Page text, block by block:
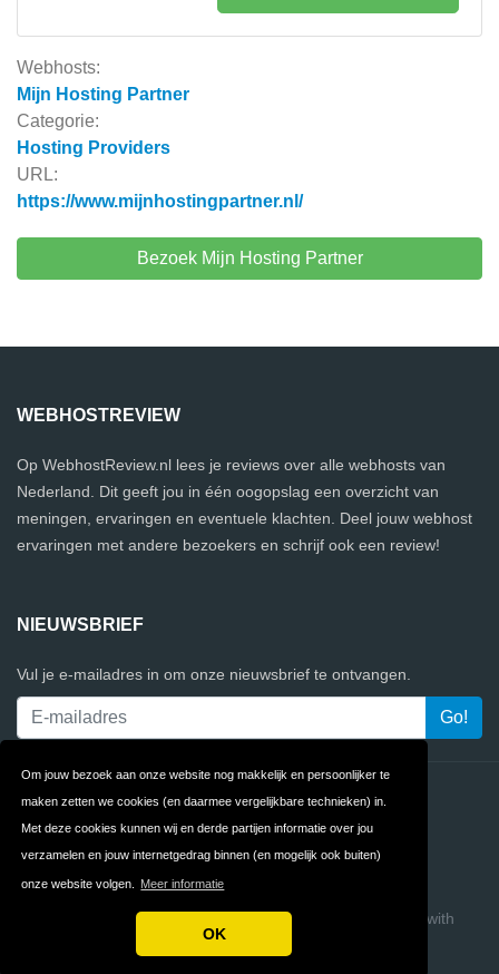
Om jouw bezoek aan onze website nog makkelijk en persoonlijker te
maken zetten we cookies (en daarmee vergelijkbare technieken) in.
Met deze cookies kunnen wij en derde partijen informatie over jou
verzamelen en jouw internetgedrag binnen (en mogelijk ook buiten)
onze website volgen. Meer informatie
OK
Webhosts:
Mijn Hosting Partner
Categorie:
Hosting Providers
URL:
https://www.mijnhostingpartner.nl/
Bezoek Mijn Hosting Partner
WEBHOSTREVIEW
Op WebhostReview.nl lees je reviews over alle webhosts van
Nederland. Dit geeft jou in één oogopslag een overzicht van
meningen, ervaringen en eventuele klachten. Deel jouw webhost
ervaringen met andere bezoekers en schrijf ook een review!
NIEUWSBRIEF
Vul je e-mailadres in om onze nieuwsbrief te ontvangen.
Contact Privacy
Algemene FAQ
Copyright © 2026 WebhostReview
Build review sites with
ReviewTycoon